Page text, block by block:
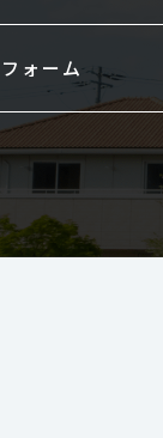
ォーム